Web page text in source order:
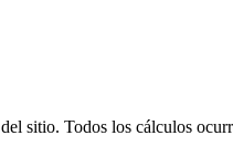
sitio. Todos los cálculos